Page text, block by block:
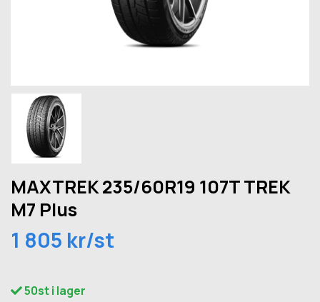
MAXTREK 235/60R19 107T TREK
M7 Plus
1 805 kr/st
50st i lager